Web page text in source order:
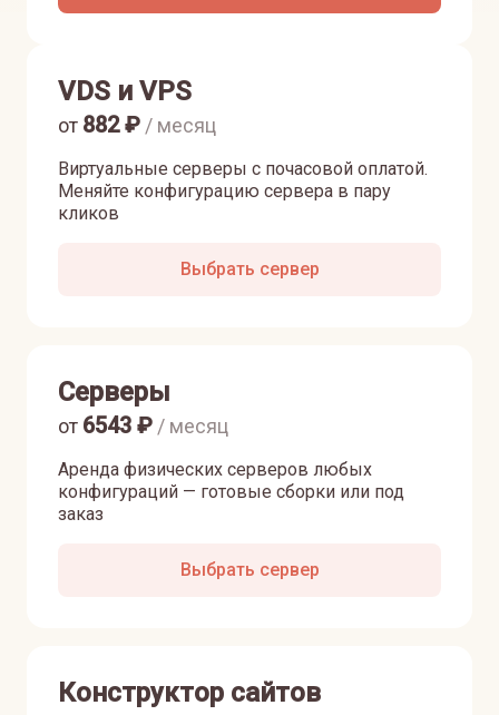
VDS и VPS
Виртуальные серверы с почасовой оплатой.
Меняйте конфигурацию сервера в пару
кликов
от 882₽ / месяц
Выбрать сервер
Серверы
Аренда физических серверов любых
конфигураций — готовые сборки или под
заказ
от 6543 ₽ / месяц
Выбрать сервер
Конструктор сайтов